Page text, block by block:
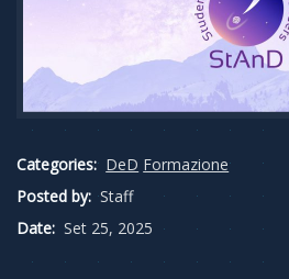
Categories: DeD Formazione
Posted by: Staff
Date: Set 25, 2025